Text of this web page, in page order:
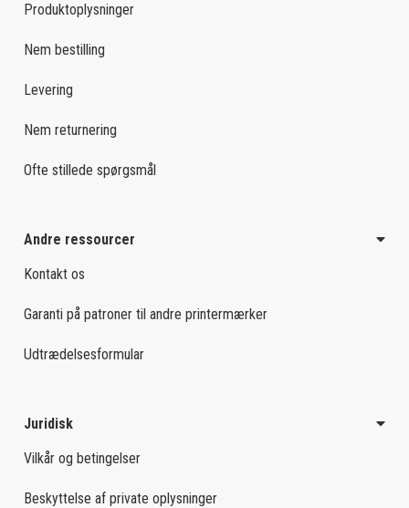
Produktoplysninger
Nem bestilling
Levering
Nem returnering
Ofte stillede spørgsmål
Andre ressourcer
Kontakt os
Garanti på patroner til andre printermærker
Udtrædelsesformular
Juridisk
Vilkår og betingelser
Beskyttelse af private oplysninger